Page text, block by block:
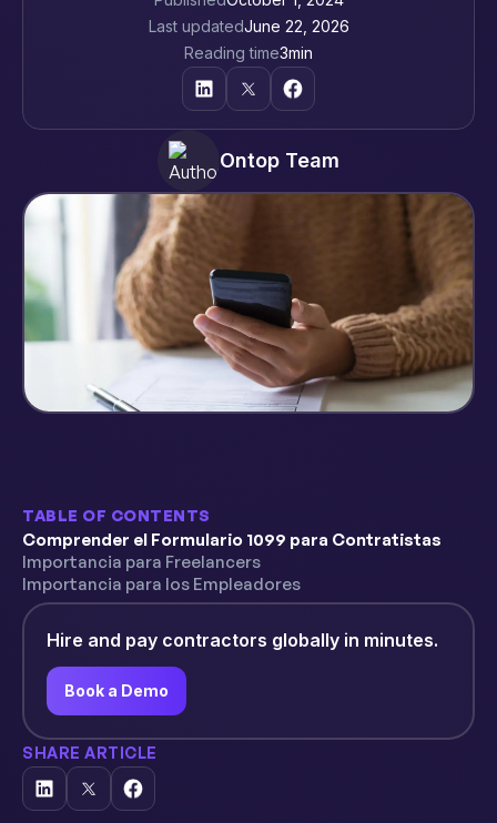
Last updatedJune 22, 2026
Reading time3min
Ontop Team
TABLE OF CONTENTS
Comprender el Formulario 1099 para Contratistas
Importancia para Freelancers
Importancia para los Empleadores
Hire and pay contractors globally in minutes.
Book a Demo
SHARE ARTICLE